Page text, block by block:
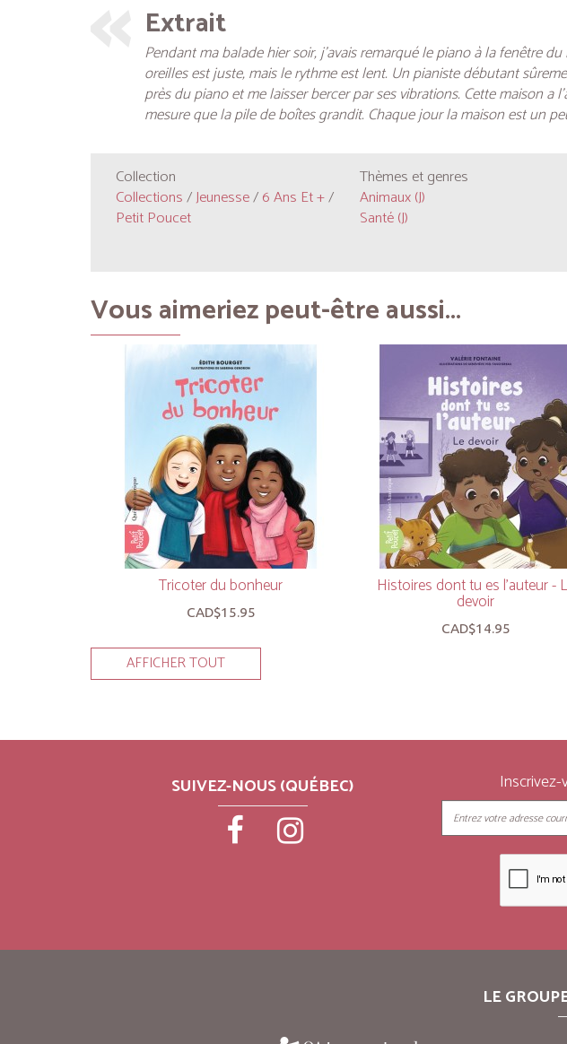
Extrait
Pendant ma balade hier soir, j’avais remarqué le piano à la fenêtre
oreilles est juste, mais le rythme est lent. Un pianiste débutant
près du piano et me laisser bercer par ses vibrations. Cette maison
mesure que la pile de boîtes grandit. Chaque jour la maison est un
Collection
Collections/Jeunesse/6 Ans Et +/
Petit Poucet
Thèmes et genres
Animaux (J)
Santé (J)
Vous aimeriez peut-être aussi...
Tricoter du bonheur
CAD$15.95
Histoires dont tu es l'auteur -
devoir
CAD$14.95
AFFICHER TOUT
SUIVEZ-NOUS (QUÉBEC)
LE